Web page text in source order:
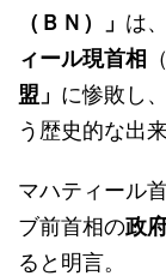
（ＢＮ）」 は
ィール現首相
盟」 に惨敗し
う歴史的な出
マハティール
ブ前首相の政
ると明言。